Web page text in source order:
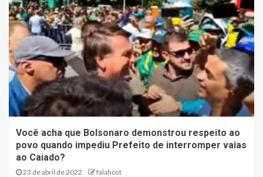
Você acha que Bolsonaro demonstrou respeito ao
povo quando impediu Prefeito de interromper vaias
ao Caiado?
23 de abril de 2022 falahost